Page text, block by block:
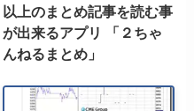
以上のまとめ記事を読む事
が出来るアプリ 「２ちゃ
んねるまとめ」